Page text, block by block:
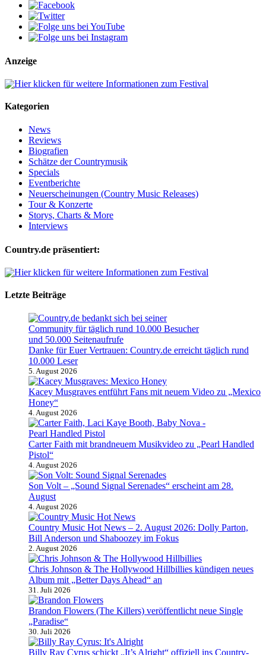
Anzeige
Kategorien
News
Reviews
Biografien
Schätze der Countrymusik
Specials
Eventberichte
Neuerscheinungen (Country Music Releases)
Tour & Konzerte
Storys, Charts & More
Interviews
Country.de präsentiert:
Letzte Beiträge
Danke für Euer Vertrauen: Country.de erreicht täglich rund
10.000 Leser
5. August 2026
Kacey Musgraves entführt Fans mit neuem Video zu „Mexico
Honey“
4. August 2026
Carter Faith mit brandneuem Musikvideo zu „Pearl Handled
Pistol“
4. August 2026
Son Volt – „Sound Signal Serenades“ erscheint am 28.
August
4. August 2026
Country Music Hot News – 2. August 2026: Dolly Parton,
Bill Anderson und Shaboozey im Fokus
2. August 2026
Chris Johnson & The Hollywood Hillbillies kündigen neues
Album mit „Better Days Ahead“ an
31. Juli 2026
Brandon Flowers (The Killers) veröffentlicht neue Single
„Paradise“
30. Juli 2026
Billy Ray Cyrus schickt „It’s Alright“ offiziell ins Country-